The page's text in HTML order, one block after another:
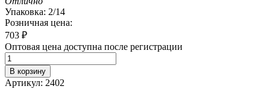
Упаковка: 2/14
Розничная цена:
703 ₽
Оптовая цена доступна после регистрации
В корзину
Артикул: 2402